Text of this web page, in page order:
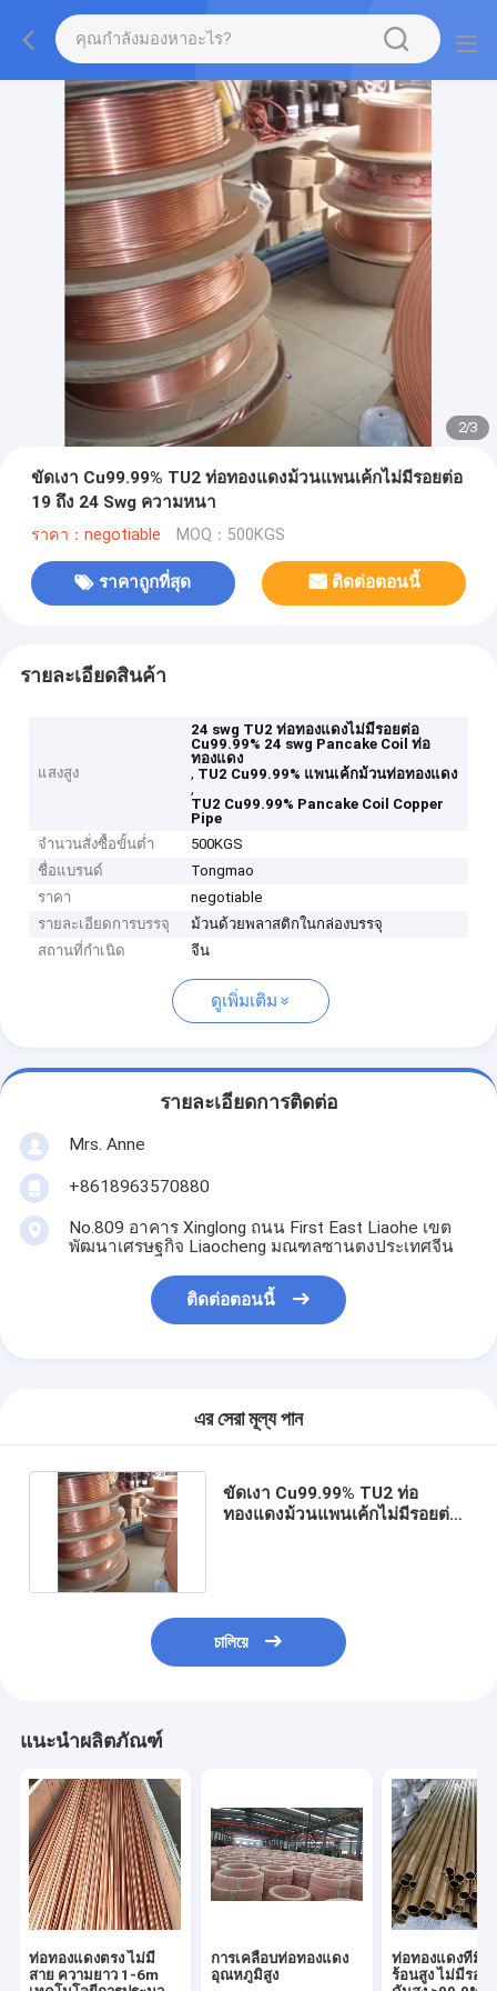
2/3
ขัดเงา Cu99.99% TU2 ท่อทองแดงม้วนแพนเค้กไม่มีรอยต่อ
19 ถึง 24 Swg ความหนา
ราคา：negotiable MOQ：500KGS
ราคาถูกที่สุด ติดต่อตอนนี้
รายละเอียดสินค้า
แสงสูง
24 swg TU2 ท่อทองแดงไม่มีรอยต่อ
Cu99.99% 24 swg Pancake Coil ท่อ
ทองแดง
, TU2 Cu99.99% แพนเค้กม้วนท่อทองแดง
,
TU2 Cu99.99% Pancake Coil Copper
Pipe
จำนวนสั่งซื้อขั้นต่ำ
500KGS
ชื่อแบรนด์
Tongmao
ราคา
negotiable
รายละเอียดการบรรจุ
ม้วนด้วยพลาสติกในกล่องบรรจุ
สถานที่กำเนิด
จีน
ดูเพิ่มเติม
รายละเอียดการติดต่อ
Mrs. Anne
+8618963570880
No.809 อาคาร Xinglong ถนน First East Liaohe เขต
พัฒนาเศรษฐกิจ Liaocheng มณฑลซานตงประเทศจีน
ติดต่อตอนนี้
এর সেরা মূল্য পান
ขัดเงา Cu99.99% TU2 ท่อ
ทองแดงม้วนแพนเค้กไม่มีรอยต่อ
চালিয়ে
แนะนำผลิตภัณฑ์
ท่อทองแดงตรง ไม่มี
สาย ความยาว 1-6m
การเคลือบท่อทองแดง
อุณหภูมิสูง
ท่อทองแดงที่มีค
ร้อนสูง ไม่มีรอย